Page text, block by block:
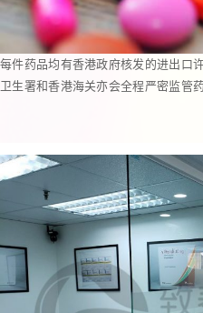
每件药品均有香港政府核发的进出口
卫生署和香港海关亦会全程严密监管